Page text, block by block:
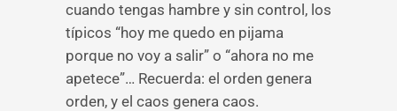
cuando tengas hambre y sin control, los
típicos “hoy me quedo en pijama
porque no voy a salir” o “ahora no me
apetece”… Recuerda: el orden genera
orden, y el caos genera caos.